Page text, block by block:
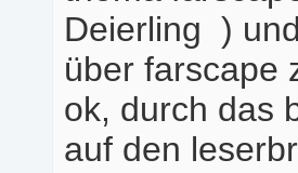
Deierling )
über farscape
ok, durch das
auf den